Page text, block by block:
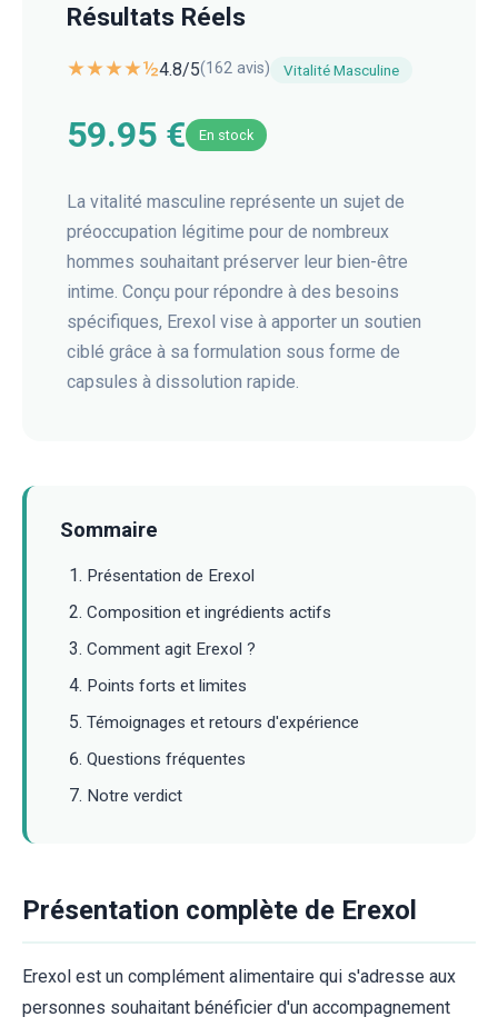
Résultats Réels
★★★★½4.8/5(162 avis) Vitalité Masculine
59.95 € En stock
La vitalité masculine représente un sujet de
préoccupation légitime pour de nombreux
hommes souhaitant préserver leur bien-être
intime. Conçu pour répondre à des besoins
spécifiques, Erexol vise à apporter un soutien
ciblé grâce à sa formulation sous forme de
capsules à dissolution rapide.
Sommaire
Présentation de Erexol
Composition et ingrédients actifs
Comment agit Erexol ?
Points forts et limites
Témoignages et retours d'expérience
Questions fréquentes
Notre verdict
Présentation complète de Erexol
Erexol est un complément alimentaire qui s'adresse aux
personnes souhaitant bénéficier d'un accompagnement